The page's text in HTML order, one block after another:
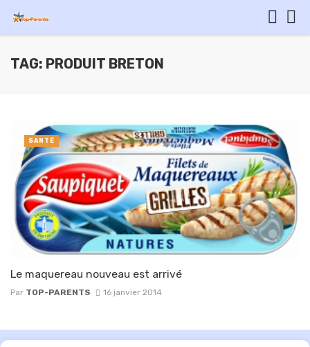
TAG: PRODUIT BRETON
Le maquereau nouveau est arrivé
Par TOP-PARENTS 16 janvier 2014
SANTÉ